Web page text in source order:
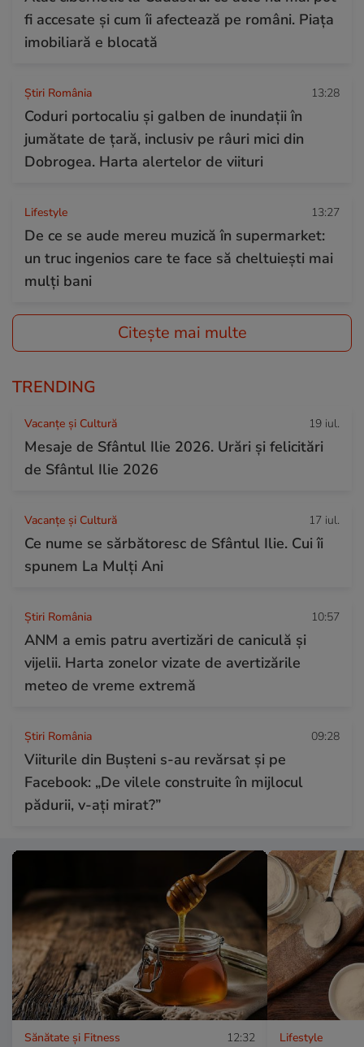
fi accesate și cum îi afectează pe români. Piața
imobiliară e blocată
Știri România 13:28
Coduri portocaliu și galben de inundații în
jumătate de țară, inclusiv pe râuri mici din
Dobrogea. Harta alertelor de viituri
Lifestyle 13:27
De ce se aude mereu muzică în supermarket:
un truc ingenios care te face să cheltuiești mai
mulți bani
Citește mai multe
TRENDING
Vacanțe și Cultură 19 iul.
Mesaje de Sfântul Ilie 2026. Urări și felicitări
de Sfântul Ilie 2026
Vacanțe și Cultură 17 iul.
Ce nume se sărbătoresc de Sfântul Ilie. Cui îi
spunem La Mulți Ani
Știri România 10:57
ANM a emis patru avertizări de caniculă și
vijelii. Harta zonelor vizate de avertizările
meteo de vreme extremă
Știri România 09:28
Viiturile din Bușteni s-au revărsat și pe
Facebook: „De vilele construite în mijlocul
pădurii, v-ați mirat?”
Sănătate și Fitness 12:32 Lifestyle